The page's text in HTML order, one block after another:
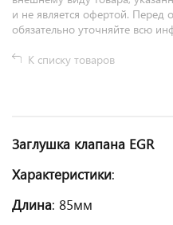
и не является офертой. Перед
обязательно уточняйте всю
К списку товаров
Заглушка клапана EGR
Характеристики:
Длина: 85мм